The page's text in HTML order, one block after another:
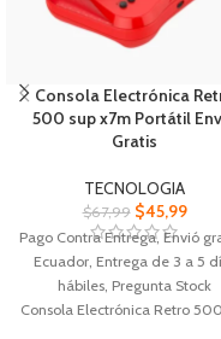
Consola Electrónica
500 sup x7m Portátil
Gratis
TECNOLOGIA
$67,99 $45,99
Pago Contra Entrega, Envió
Ecuador, Entrega de 3 a 5
hábiles, Pregunta Stock
Consola Electrónica Retro